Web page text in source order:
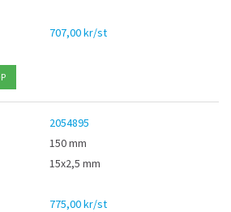
707,00 kr/st
2054895
150 mm
15x2,5 mm
775,00 kr/st